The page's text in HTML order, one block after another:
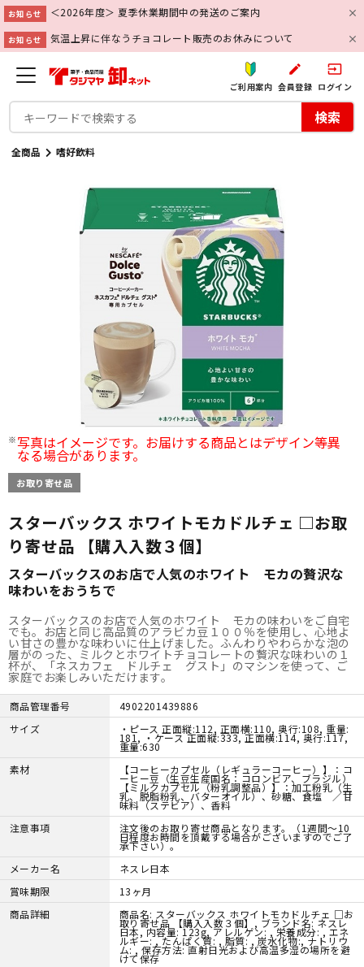
お知らせ ＜2026年度＞ 夏季休業期間中の発送のご案内
お知らせ 気温上昇に伴なうチョコレート販売のお休みについて
ご利用案内
create
会員登録
input
ログイン
検索
全商品 嗜好飲料
写真はイメージです。お届けする商品とはデザイン等異
なる場合があります。
お取り寄せ品
スターバックス ホワイトモカドルチェ □お取
り寄せ品 【購入入数３個】
スターバックスのお店で人気のホワイト モカの贅沢な
味わいをおうちで
スターバックスのお店で人気のホワイト モカの味わいをご自宅
でも。お店と同じ高品質のアラビカ豆１００％を使用し、心地よ
い甘さの豊かな味わいに仕上げました。ふんわりやわらかな泡の
層がのった、ミルクとホワイトチョコレートの贅沢な味わいの１
杯が、「ネスカフェ ドルチェ グスト」のマシンを使って、ご
家庭でお楽しみいただけます。
商品管理番号
4902201439886
サイズ
・ピース 正面縦:112, 正面横:110, 奥行:108, 重量:
181, ・ケース 正面縦:333, 正面横:114, 奥行:117,
重量:630
素材
【コーヒーカプセル（レギュラーコーヒー）】：コ
ーヒー豆（生豆生産国名：コロンビア、ブラジル）
【ミルクカプセル（粉乳調整品）】：加工粉乳（生
乳、脱脂粉乳、バターオイル）、砂糖、食塩 ／甘
味料（ステビア）、香料
注意事項
注文後のお取り寄せ商品となります。（1週間～10
日程度お時間を頂戴する場合がございますのでご了
承下さい）。
メーカー名
ネスレ日本
賞味期限
13ヶ月
商品詳細
商品名: スターバックス ホワイトモカドルチェ □お
取り寄せ品 【購入入数３個】, ブランド名: ネスレ
日本, 内容量: 123g, アレルゲン: , 栄養成分: , エネ
ルギー: , たんぱく質: , 脂質: , 炭水化物:, ナトリウ
ム: , 保存方法: 直射日光および高温多湿の場所を避
けて保存